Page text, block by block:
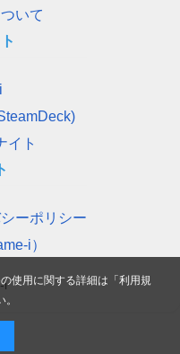
いて
イト
ーポリシー
i）
i 使用に関する詳細は「利用規